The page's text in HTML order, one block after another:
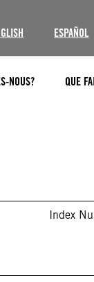
ESPAÑOL
NOUS? QUE
Index